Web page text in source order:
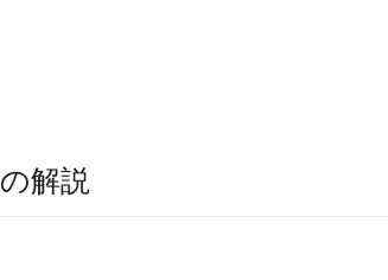
の解説